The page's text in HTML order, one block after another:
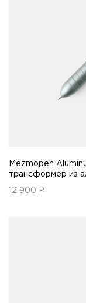
Mezmopen
трансформер из
12 900 Р